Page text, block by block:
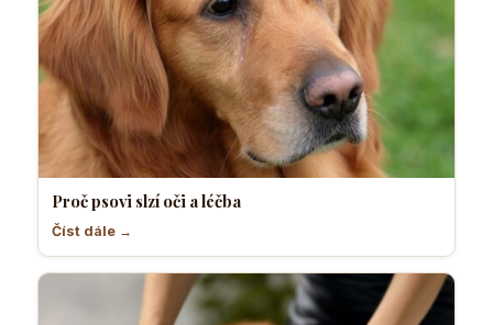
Proč psovi slzí oči a léčba
Číst dále →